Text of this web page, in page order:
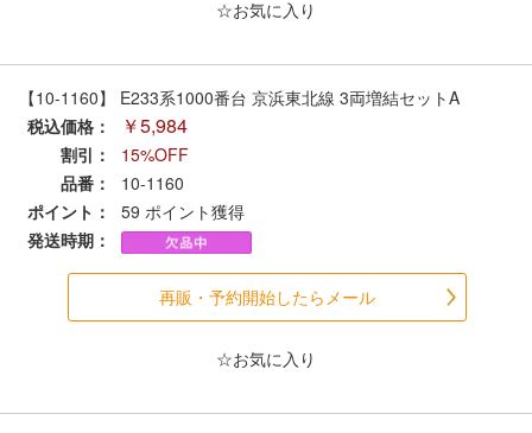
鉄道模型の情報
メルマガ登録
Infomation
☆お気に入り
【10-1160】 E233系1000番台 京浜東北線 3両増結セットA
税込価格：
￥5,984
割引：
15%OFF
品番：
10-1160
ポイント：
59 ポイント獲得
発送時期：
再販・予約開始したらメール
☆お気に入り